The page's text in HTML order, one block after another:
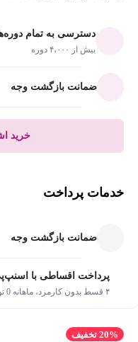
دسترسی به تمام
بیش از ۴،۰۰۰ دوره
ضمانت بازگشت وجه
خرید
خدمات پرداخت
ضمانت بازگشت وجه
پرداخت اقساطی با
۴ قسط بدون کارمزد، ماهانه 0 تومان
20% تخفیف